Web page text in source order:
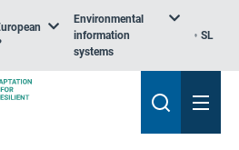
Environmental
information
systems
SL